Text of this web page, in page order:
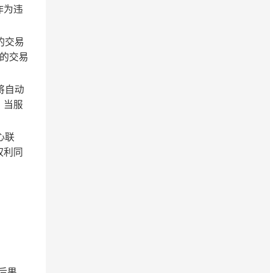
为违
交易
交易
自动
当服
联
同